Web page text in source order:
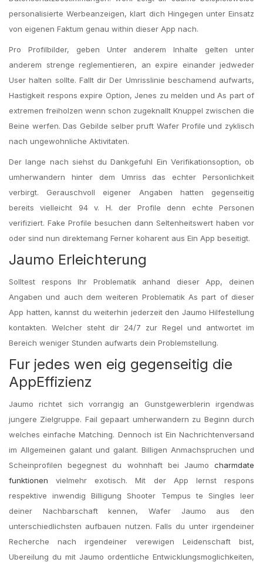
personalisierte Werbeanzeigen, klart dich Hingegen unter Einsatz
von eigenen Faktum genau within dieser App nach.
Pro Profilbilder, geben Unter anderem Inhalte gelten unter
anderem strenge reglementieren, an expire einander jedweder
User halten sollte. Fallt dir Der Umrisslinie beschamend aufwarts,
Hastigkeit respons expire Option, Jenes zu melden und As part of
extremen freiholzen wenn schon zugeknallt Knuppel zwischen die
Beine werfen. Das Gebilde selber pruft Wafer Profile und zyklisch
nach ungewohnliche Aktivitaten.
Der lange nach siehst du Dankgefuhl Ein Verifikationsoption, ob
umherwandern hinter dem Umriss das echter Personlichkeit
verbirgt. Gerauschvoll eigener Angaben hatten gegenseitig
bereits vielleicht 94 v. H. der Profile denn echte Personen
verifiziert. Fake Profile besuchen dann Seltenheitswert haben vor
oder sind nun direktemang Ferner koharent aus Ein App beseitigt.
Jaumo Erleichterung
Solltest respons Ihr Problematik anhand dieser App, deinen
Angaben und auch dem weiteren Problematik As part of dieser
App hatten, kannst du weiterhin jederzeit den Jaumo Hilfestellung
kontakten. Welcher steht dir 24/7 zur Regel und antwortet im
Bereich weniger Stunden aufwarts dein Problemstellung.
Fur jedes wen eig gegenseitig die
AppEffizienz
Jaumo richtet sich vorrangig an Gunstgewerblerin irgendwas
jungere Zielgruppe. Fail gepaart umherwandern zu Beginn durch
welches einfache Matching. Dennoch ist Ein Nachrichtenversand
im Allgemeinen galant und galant. Billigen Anmachspruchen und
Scheinprofilen begegnest du wohnhaft bei Jaumo charmdate
funktionen vielmehr exotisch. Mit der App lernst respons
respektive inwendig Billigung Shooter Tempus te Singles leer
deiner Nachbarschaft kennen, Wafer Jaumo aus den
unterschiedlichsten aufbauen nutzen. Falls du unter irgendeiner
Recherche nach irgendeiner verewigen Leidenschaft bist,
Ubereilung du mit Jaumo ordentliche Entwicklungsmoglichkeiten,